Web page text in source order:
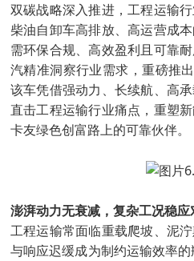
双碳战略深入推进，工程运输
柴油自卸车高排放、高运营成
需环保合规、高效盈利且可靠
汽精准洞察行业需求，重磅推
该车凭借强动力、长续航、高
直击工程运输行业痛点，重塑
卡友绿色创富路上的可靠伙伴。
澎湃动力无衰减，复杂工况稳应
工程运输常面临重载爬坡、泥
与响应迟缓成为制约运输效率